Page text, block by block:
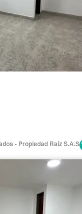
- Propiedad Raíz S.A.S